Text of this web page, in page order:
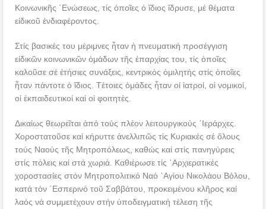
Κοινωνικῆς ῾Ενώσεως, τίς ὁποῖες ὁ ἴδιος ἵδρυσε, μέ θέματα
εἰδικοῦ ἐνδιαφέροντος.
Στίς βασικές του μέριμνες ἦταν ἡ πνευματική προσέγγιση
εἰδικῶν κοινωνικῶν ὁμάδων τῆς ἐπαρχίας του, τίς ὁποῖες
καλοῦσε σέ ἐτήσιες συνάξεις, κεντρικός ὁμιλητής στίς ὁποῖες
ἦταν πάντοτε ὁ ἴδιος. Τέτοιες ὁμάδες ἦταν οἱ ἰατροί, οἱ νομικοί,
οἱ ἐκπαιδευτικοί καί οἱ φοιτητές.
Δικαίως θεωρεῖται ἀπό τούς πλέον λειτουργικούς ῾Ιεράρχες.
Χοροστατοῦσε καί κήρυττε ἀνελλιπῶς τίς Κυριακές σέ ὅλους
τούς Ναούς τῆς Μητροπόλεως, καθώς καί στίς πανηγύρεις
στίς πόλεις καί στά χωριά. Καθιέρωσε τίς ᾿Αρχιερατικές
χοροστασίες στόν Μητροπολιτικό Ναό ῾Αγίου Νικολάου Βόλου,
κατά τόν ῾Εσπερινό τοῦ Σαββάτου, προκειμένου κλῆρος καί
λαός νά συμμετέχουν στήν ὑποδειγματική τέλεση τῆς